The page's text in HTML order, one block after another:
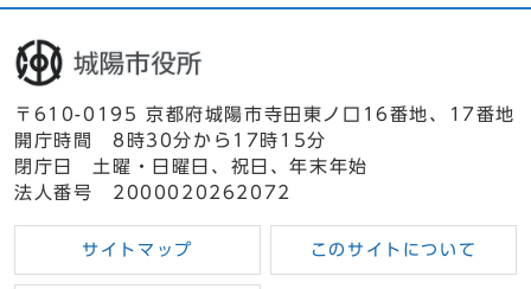
〒610-0195 京都府城陽市寺田東ノ口16番地、17番地
開庁時間 8時30分から17時15分
閉庁日 土曜・日曜日、祝日、年末年始
法人番号 2000020262072
サイトマップ このサイトについて